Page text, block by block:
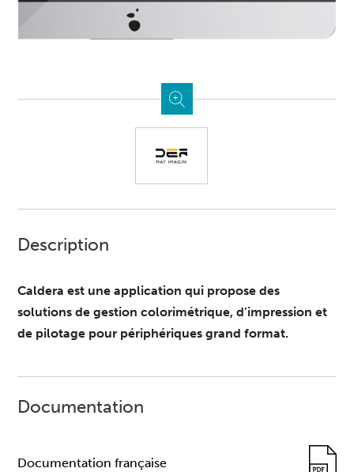
Description
Caldera est une application qui propose des
solutions de gestion colorimétrique, d’impression et
de pilotage pour périphériques grand format.
Documentation
Documentation française